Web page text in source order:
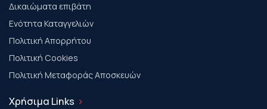
Δικαιώματα επιβάτη
Ενότητα Καταγγελιών
Πολιτική Απορρήτου
Πολιτική Cookies
Πολιτική Μεταφοράς Αποσκευών
Χρήσιμα Links